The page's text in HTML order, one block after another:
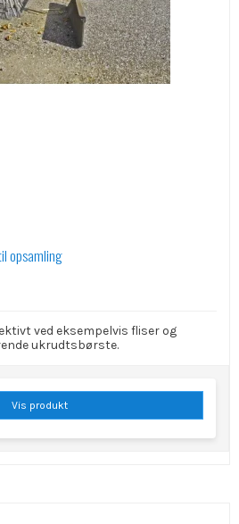
opsamling
ved eksempelvis fliser og
ukrudtsbørste.
Vis produkt